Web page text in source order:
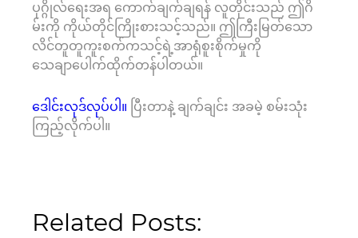
ပုဂ္ဂိုလ်ရေးအရ ကောက်ချက်ချရန် လူတိုင်းသည် ဤဂိ
မ်းကို ကိုယ်တိုင်ကြိုးစားသင့်သည်။ ဤကြီးမြတ်သော
လိင်တူတူကူးစက်ကသင့်ရဲ့အာရုံစူးစိုက်မှုကို
သေချာပေါက်ထိုက်တန်ပါတယ်။
ဒေါင်းလုဒ်လုပ်ပါ။ ပြီးတာနဲ့ ချက်ချင်း အခမဲ့ စမ်းသုံး
ကြည့်လိုက်ပါ။
Related Posts: